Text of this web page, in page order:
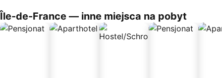
Île-de-France — inne miejsca na pobyt